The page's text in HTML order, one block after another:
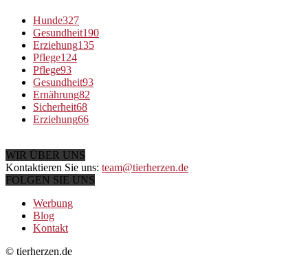
Hunde327
Gesundheit190
Erziehung135
Pflege124
Pflege93
Gesundheit93
Ernährung82
Sicherheit68
Erziehung66
WIR ÜBER UNS
Kontaktieren Sie uns: team@tierherzen.de
FOLGEN SIE UNS
Werbung
Blog
Kontakt
© tierherzen.de